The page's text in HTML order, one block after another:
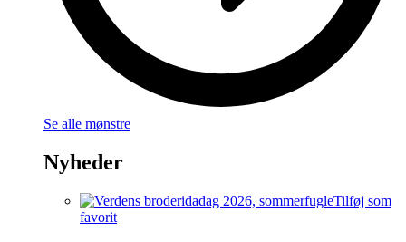
Se alle mønstre
Nyheder
Tilføj som
favorit